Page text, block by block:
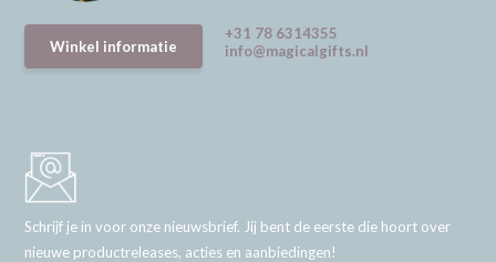
Winkel informatie
+31 78 6314355
info@magicalgifts.nl
Schrijf je in voor onze nieuwsbrief. Jij bent de eerste die hoort over
nieuwe productreleases, acties en aanbiedingen!